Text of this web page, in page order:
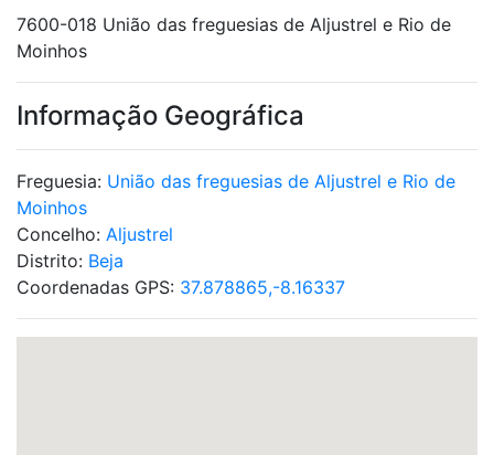
7600-018 União das freguesias de Aljustrel e Rio de
Moinhos
Informação Geográfica
Freguesia: União das freguesias de Aljustrel e Rio de
Moinhos
Concelho: Aljustrel
Distrito: Beja
Coordenadas GPS: 37.878865,-8.16337